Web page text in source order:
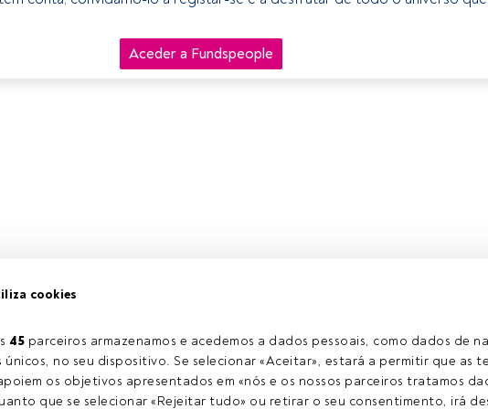
cookies
45 parceiros armazenamos e acedemos a dados pessoais, como dados de
no seu dispositivo. Se selecionar «Aceitar», estará a permitir que as
os objetivos apresentados em «nós e os nossos parceiros tratamos
que se selecionar «Rejeitar tudo» ou retirar o seu consentimento, irá
Aceder a Fundspeople